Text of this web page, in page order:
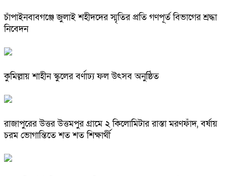
চাঁপাইনবাবগঞ্জে জুলাই শহীদদের স্মৃতির প্রতি গণপূর্ত বিভাগের শ্রদ্ধা
নিবেদন
কুমিল্লায় শাহীন স্কুলের বর্ণাঢ্য ফল উৎসব অনুষ্ঠিত
রাজাপুরের উত্তর উত্তমপুর গ্রামে ২ কিলোমিটার রাস্তা মরণফাঁদ, বর্ষায়
চরম ভোগান্তিতে শত শত শিক্ষার্থী